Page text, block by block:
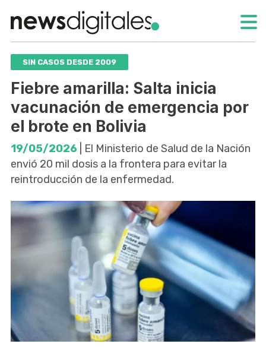
SIN CASOS DESDE 2009
Fiebre amarilla: Salta inicia
vacunación de emergencia por
el brote en Bolivia
19/05/2026 | El Ministerio de Salud de la Nación
envió 20 mil dosis a la frontera para evitar la
reintroducción de la enfermedad.